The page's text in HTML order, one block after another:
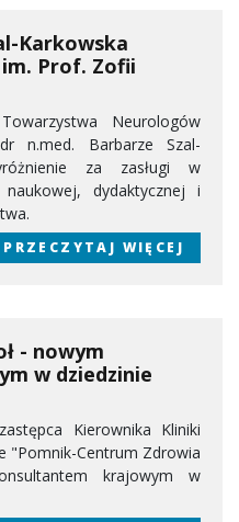
Karkowska
Prof. Zofii
Neurologów
n.med. Barbarze Szal-
za zasługi w
dydaktycznej i
PRZECZYTAJ WIĘCEJ
- nowym
w dziedzinie
Kierownika Kliniki
"Pomnik-Centrum Zdrowia
krajowym w